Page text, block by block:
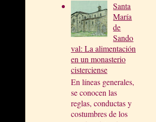
Santa
María
de
Sando
val: La alimentación
en un monasterio
cisterciense
En líneas generales,
se conocen las
reglas, conductas y
costumbres de los